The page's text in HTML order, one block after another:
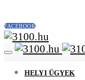
FACEBOOK
HELYI ÜGYEK